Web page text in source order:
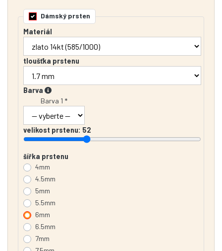
Dámský prsten
Materiál
tloušťka prstenu
Barva
Barva 1 *
velikost prstenu: 52
šířka prstenu
4mm
4.5mm
5mm
5.5mm
6mm
6.5mm
7mm